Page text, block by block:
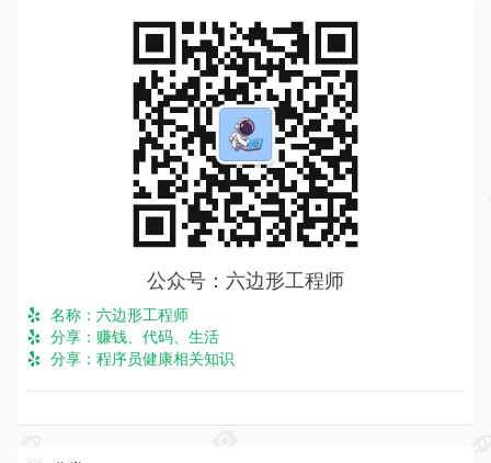
公众号：六边形工程师
名称：六边形工程师
分享：赚钱、代码、生活
分享：程序员健康相关知识